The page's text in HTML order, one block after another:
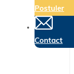
Postuler
Contact